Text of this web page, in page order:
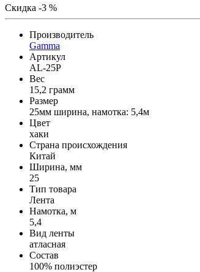
Скидка -3 %
Производитель
Gamma
Артикул
AL-25P
Вес
15,2 грамм
Размер
25мм ширина, намотка: 5,4м
Цвет
хаки
Страна происхождения
Китай
Ширина, мм
25
Тип товара
Лента
Намотка, м
5,4
Вид ленты
атласная
Состав
100% полиэстер